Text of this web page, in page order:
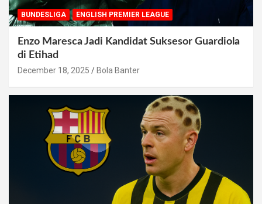
BUNDESLIGA ENGLISH PREMIER LEAGUE
Enzo Maresca Jadi Kandidat Suksesor Guardiola
di Etihad
December 18, 2025 Bola Banter